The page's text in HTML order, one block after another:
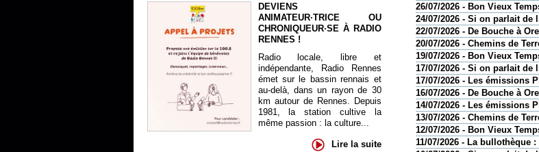
DEVIENS
ANIMATEUR·TRICE OU
CHRONIQUEUR·SE À RADIO
RENNES !
Radio locale, libre et
indépendante, Radio Rennes
émet sur le bassin rennais et
au-delà, dans un rayon de 30
km autour de Rennes. Depuis
1981, la station cultive la
même passion : la culture...
Lire la suite
26/07/2026 - Bon Vieux
24/07/2026 - Si on parlait de
22/07/2026 - De Bouche à
20/07/2026 - Chemins de
19/07/2026 - Bon Vieux
17/07/2026 - Si on parlait de
17/07/2026 - Les émissions
16/07/2026 - De Bouche à
14/07/2026 - Les émissions
13/07/2026 - Chemins de
12/07/2026 - Bon Vieux
11/07/2026 - La bullothèque